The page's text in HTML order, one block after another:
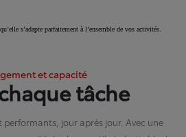
s’adapte parfaitement à l’ensemble de vos activités.
et capacité
tâche
performants, jour après jour. Avec une